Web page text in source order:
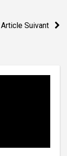
Article Suivant